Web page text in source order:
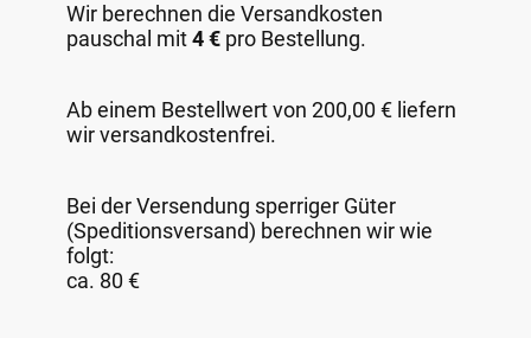
Wir berechnen die Versandkosten
pauschal mit4 € pro Bestellung.
Ab einem Bestellwert von 200,00 € liefern
wir versandkostenfrei.
Bei der Versendung sperriger Güter
(Speditionsversand) berechnen wir wie
folgt:
ca. 80 €